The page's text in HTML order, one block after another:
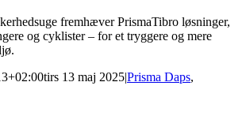
fremhæver PrismaTibro løsninger,
og cyklister – for et tryggere og mere
tirs 13 maj 2025|Prisma Daps,